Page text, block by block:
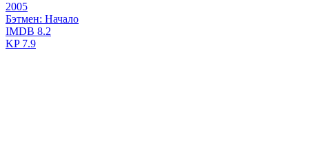
2005
Бэтмен: Начало
IMDB 8.2
KP7.9